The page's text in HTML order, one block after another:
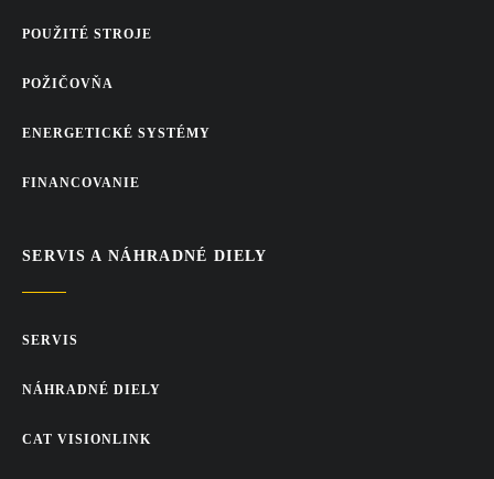
POUŽITÉ STROJE
POŽIČOVŇA
ENERGETICKÉ SYSTÉMY
FINANCOVANIE
SERVIS A NÁHRADNÉ DIELY
SERVIS
NÁHRADNÉ DIELY
CAT VISIONLINK